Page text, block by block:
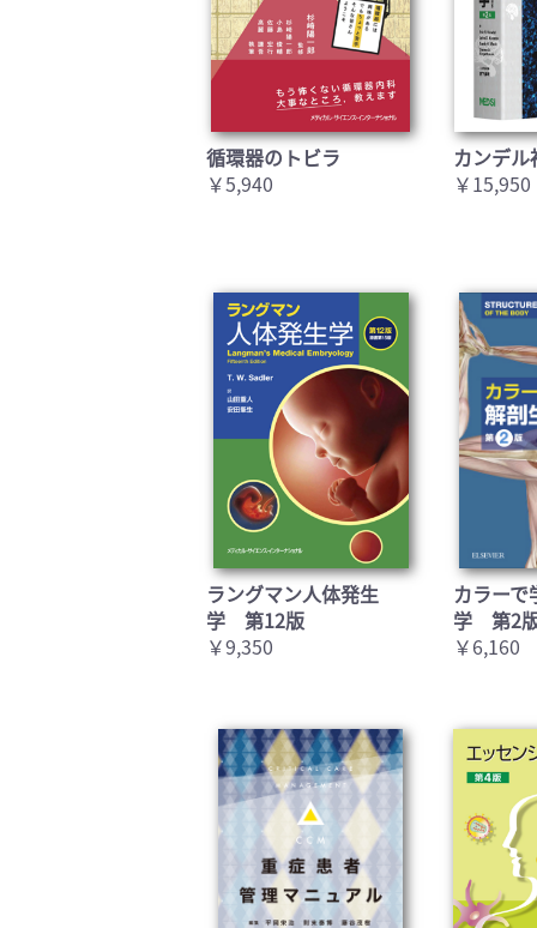
循環器のトビラ
￥5,940
カンデ
￥15,950
ラングマン人体発生
学 第12版
￥9,350
カラー
学 第2
￥6,160